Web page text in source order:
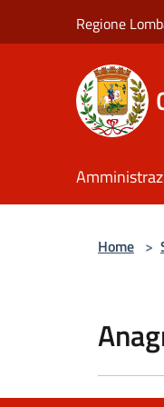
Regione
Home >